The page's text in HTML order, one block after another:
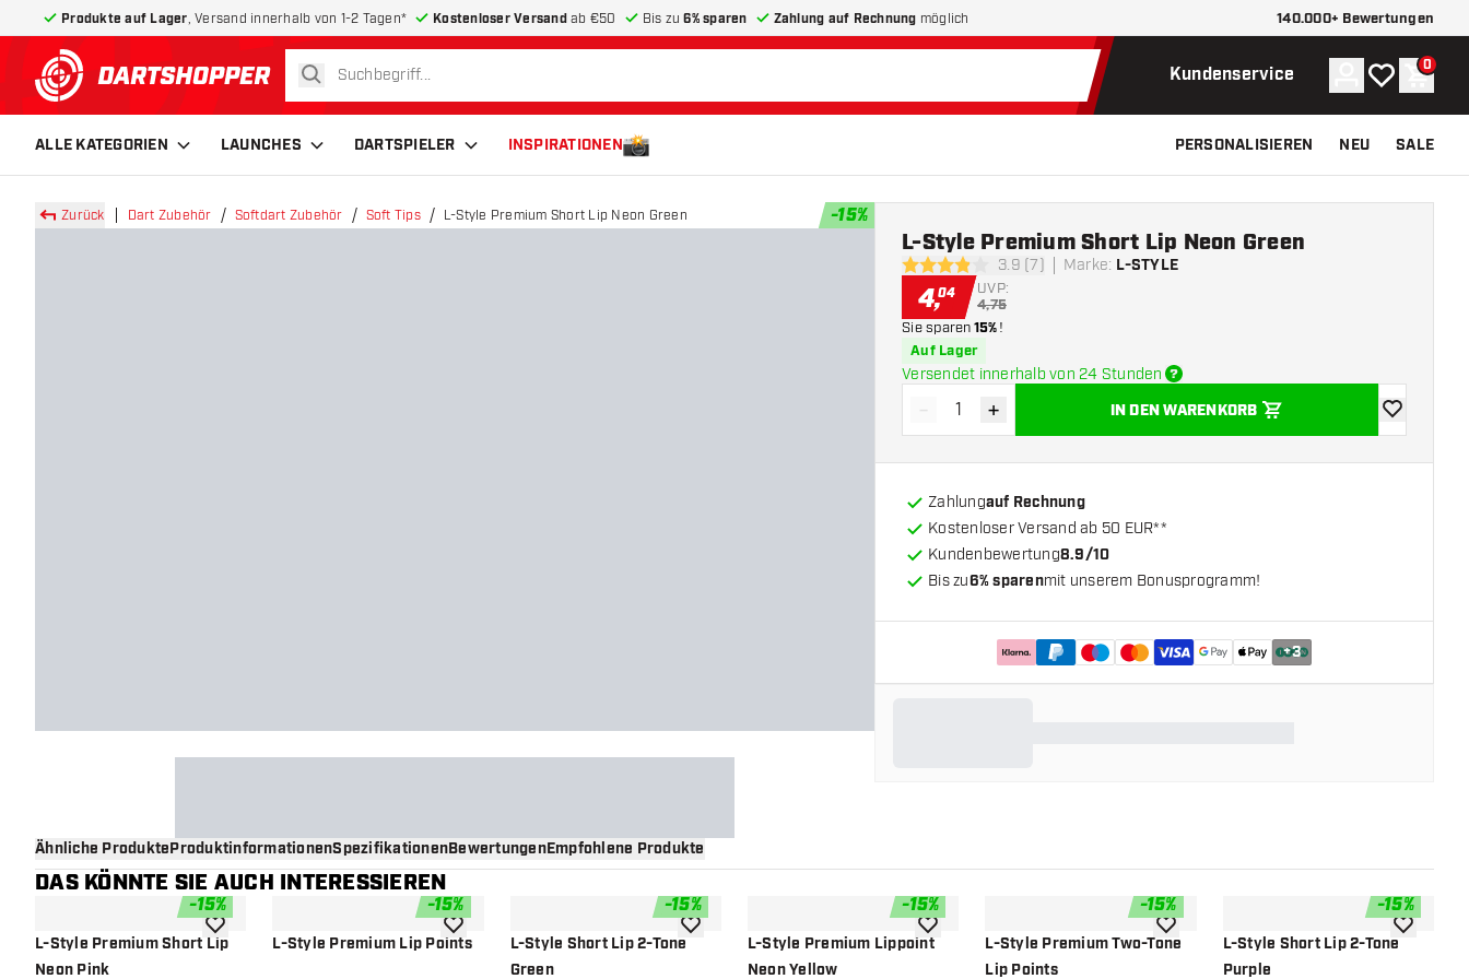
Produkte auf Lager , Versand innerhalb von 1-2 Tagen* Kostenloser Versandab €50 Bis zu6% sparen Zahlung auf Rechnung möglich 140.000+ Bewertungen
zurück zur Startseite
suchen Kundenservice Konto
Meine 0
ALLE KATEGORIEN LAUNCHES DARTSPIELER INSPIRATIONEN PERSONALISIEREN NEU SALE
Zurück Dart Zubehör Softdart Zubehör Soft Tips L-Style Premium Short Lip Neon Green -15%
3.9 Bewertungssterne
3.9 (7) Marke: L-STYLE
L-Style Premium Short Lip Neon Green
4,04 UVP:
4,75
Sie sparen15%!
Auf Lager
Versendet innerhalb von 24 Stunden
Menge verringern
- Menge erhöhen
+ IN DEN WARENKORB
Zur
Zahlungauf Rechnung
Kostenloser Versand ab 50 EUR**
Kundenbewertung8.9/10
Bis zu6% sparenmit unserem Bonusprogramm!
+3
Ähnliche ProdukteProduktinformationenSpezifikationenBewertungenEmpfohlene Produkte
DAS KÖNNTE SIE AUCH INTERESSIEREN
-15%
L-Style Premium Short Lip
Neon Pink
Zur Wunschliste hinzufügen
-15%
L-Style Premium Lip PointsZur Wunschliste hinzufügen
-15%
L-Style Short Lip 2-Tone
Green
Zur Wunschliste hinzufügen
-15%
L-Style Premium Lippoint
Neon Yellow
Zur Wunschliste hinzufügen
-15%
L-Style Premium Two-Tone
Lip Points
Zur Wunschliste hinzufügen
-15%
L-Style Short Lip 2-Tone
Purple
Zur